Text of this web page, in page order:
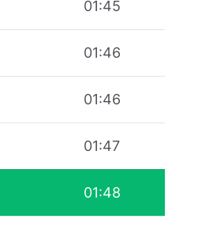
01:45
01:46
01:46
01:47
01:48